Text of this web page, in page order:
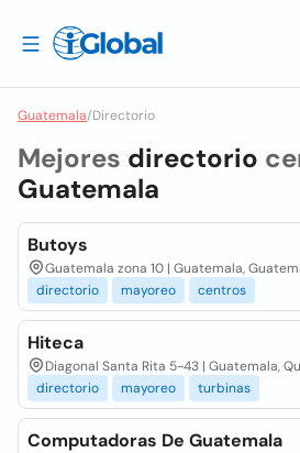
Guatemala/Directorio
Mejores directorio
Guatemala
Butoys
Guatemala zona 10 | Guatemala,
directorio
mayoreo centros
Hiteca
Diagonal Santa Rita 5-43 | Guatemala,
directorio
mayoreo turbinas
Computadoras De Guatemala